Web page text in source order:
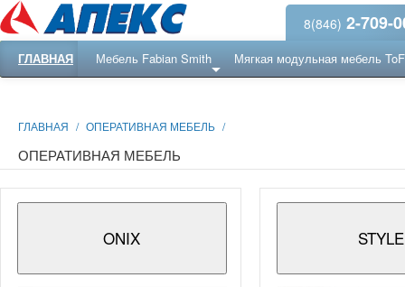
8(846) 2-709-
ГЛАВНАЯ Мебель Fabian Smith Мягкая модульная мебель
ГЛАВНАЯ / ОПЕРАТИВНАЯ МЕБЕЛЬ /
ОПЕРАТИВНАЯ МЕБЕЛЬ
ONIX STYLE